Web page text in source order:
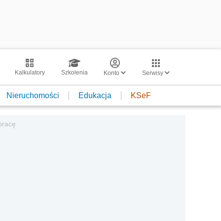
Kalkulatory Szkolenia Konto Serwisy
Nieruchomości Edukacja KSeF